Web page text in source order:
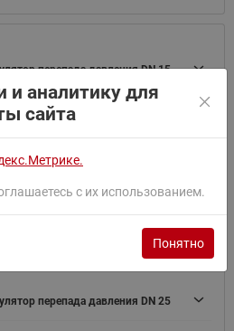
перепада давления DN 15
перепада давления DN 20
перепада давления DN 25
и аналитику для
сайта
с их использованием.
Понятно